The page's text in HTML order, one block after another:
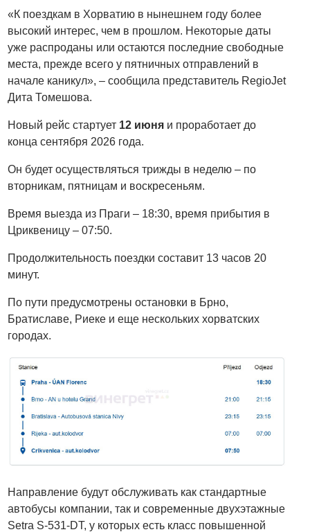
«К поездкам в Хорватию в нынешнем году более
высокий интерес, чем в прошлом. Некоторые даты
уже распроданы или остаются последние свободные
места, прежде всего у пятничных отправлений в
начале каникул», – сообщила представитель RegioJet
Дита Томешова.
Новый рейс стартует 12 июня и проработает до
конца сентября 2026 года.
Он будет осуществляться трижды в неделю – по
вторникам, пятницам и воскресеньям.
Время выезда из Праги – 18:30, время прибытия в
Цриквеницу – 07:50.
Продолжительность поездки составит 13 часов 20
минут.
По пути предусмотрены остановки в Брно,
Братиславе, Риеке и еще нескольких хорватских
городах.
Направление будут обслуживать как стандартные
автобусы компании, так и современные двухэтажные
Setra S-531-DT, у которых есть класс повышенной